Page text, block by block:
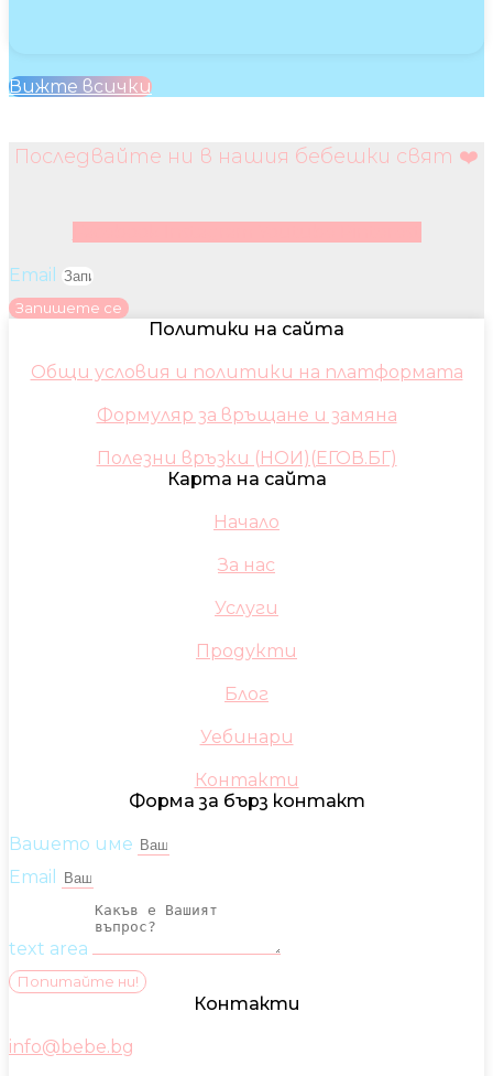
Вижте всички
Последвайте ни в нашия бебешки свят ❤️
Email
Запишете се
Политики на сайта
Общи условия и политики на платформата
Формуляр за връщане и замяна
Полезни връзки (НОИ)(ЕГОВ.БГ)
Карта на сайта
Начало
За нас
Услуги
Продукти
Блог
Уебинари
Контакти
Форма за бърз контакт
Вашето име
Email
text area
Попитайте ни!
Контакти
info@bebe.bg